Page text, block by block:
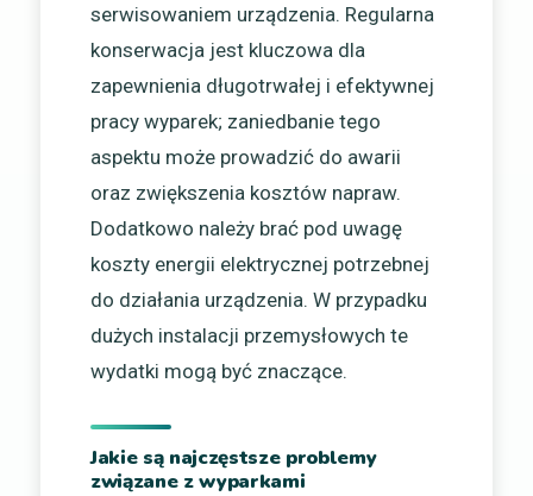
serwisowaniem urządzenia. Regularna
konserwacja jest kluczowa dla
zapewnienia długotrwałej i efektywnej
pracy wyparek; zaniedbanie tego
aspektu może prowadzić do awarii
oraz zwiększenia kosztów napraw.
Dodatkowo należy brać pod uwagę
koszty energii elektrycznej potrzebnej
do działania urządzenia. W przypadku
dużych instalacji przemysłowych te
wydatki mogą być znaczące.
Jakie są najczęstsze problemy
związane z wyparkami